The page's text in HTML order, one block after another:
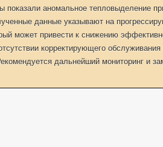
показали аномальное тепловыделение
данные указывают на
может привести к снижению
корректирующего
дальнейший мониторинг и